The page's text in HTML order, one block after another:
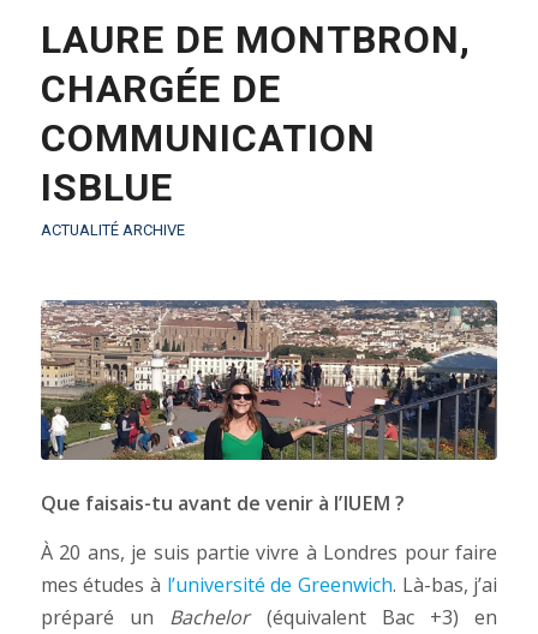
LAURE DE MONTBRON,
CHARGÉE DE
COMMUNICATION
ISBLUE
ACTUALITÉ ARCHIVE
Que faisais-tu avant de venir à l’IUEM ?
À 20 ans, je suis partie vivre à Londres pour faire
mes études à l’université de Greenwich. Là-bas, j’ai
préparé un Bachelor(équivalent Bac +3) en